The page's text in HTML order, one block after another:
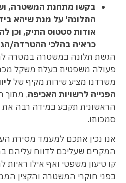
בקשו מתחנת המשטרה,
התלונה' על מנת שיהא
אודות סטטוס התיק, וכן
כראיה בהלכי ההטרדה/
הגשת תלונה במשטרה במטרה
פעולה משפטית בעלת משקל
משרדנו מציע שירות מקיף של
הפנייה לרשויות האכיפה, מתוך
הראשונית תקבע במידה רבה את
סמכותו.
אנו נכין אתכם למעמד מסירת
המקרים שעליכם לדווח עליהם
קו טיעון משפטי ואף אילו ראיות
בפני חוקרי המשטרה והקצין